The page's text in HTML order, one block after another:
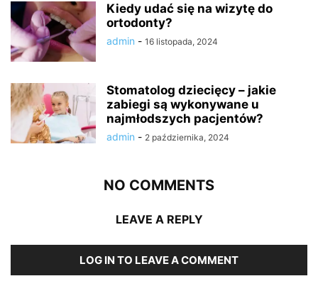
Kiedy udać się na wizytę do
ortodonty?
admin - 16 listopada, 2024
Stomatolog dziecięcy – jakie
zabiegi są wykonywane u
najmłodszych pacjentów?
admin - 2 października, 2024
NO COMMENTS
LEAVE A REPLY
LOG IN TO LEAVE A COMMENT